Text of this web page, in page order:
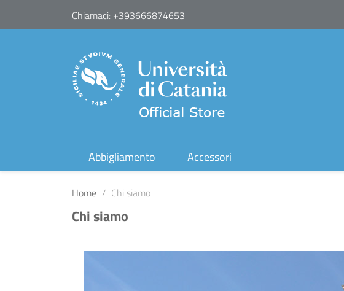
Chiamaci: +393666874653
Abbigliamento Accessori
Home Chi siamo
Chi siamo